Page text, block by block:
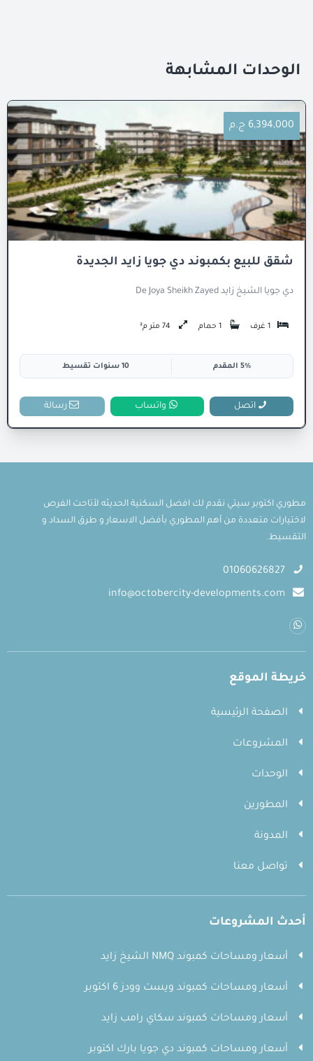
الوحدات المشابهة
6,394,000 ج.م
شقق للبيع بكمبوند دي جويا زايد الجديدة
دي جويا الشيخ زايد De Joya Sheikh Zayed
1 غرف 1 حمام 74 متر م²
5% المقدم 10 سنوات تقسيط
اتصل واتساب رسالة
مطوري اكتوبر سيتي نقدم لك افضل السكنية الحديثه لأتاحت الفرص
لاختيارات متعددة من أهم المطوري بأفضل الاسعار و طرق السداد و
التقسيط.
01060626827
info@octobercity-developments.com
خريطة الموقع
الصفحة الرئيسية
المشروعات
الوحدات
المطورين
المدونة
تواصل معنا
أحدث المشروعات
أسعار ومساحات كمبوند NMQ الشيخ زايد
أسعار ومساحات كمبوند ويست وودز 6 اكتوبر
أسعار ومساحات كمبوند سكاي رامب زايد
أسعار ومساحات كمبوند دي جويا بارك اكتوبر